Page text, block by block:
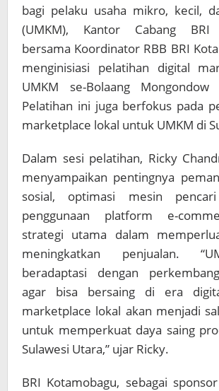
bagi pelaku usaha mikro, kecil,
(UMKM), Kantor Cabang BRI
bersama Koordinator RBB BRI
menginisiasi pelatihan digital
UMKM se-Bolaang Mongondow
Pelatihan ini juga berfokus pada
marketplace lokal untuk UMKM di
Dalam sesi pelatihan, Ricky
menyampaikan pentingnya
sosial, optimasi mesin
penggunaan platform e-
strategi utama dalam
meningkatkan penjualan.
beradaptasi dengan
agar bisa bersaing di era
marketplace lokal akan menjadi
untuk memperkuat daya saing
Sulawesi Utara,” ujar Ricky.
BRI Kotamobagu, sebagai